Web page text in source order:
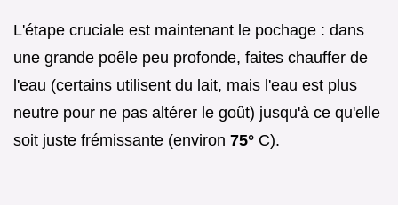
L'étape cruciale est maintenant le pochage : dans
une grande poêle peu profonde, faites chauffer de
l'eau (certains utilisent du lait, mais l'eau est plus
neutre pour ne pas altérer le goût) jusqu'à ce qu'elle
soit juste frémissante (environ 75° C).